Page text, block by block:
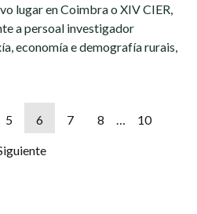
lugar en Coimbra o XIV CIER,
a persoal investigador
economía e demografía rurais,
5 6 7 8 … 10